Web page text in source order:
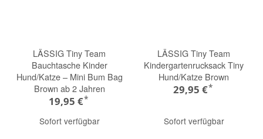
LÄSSIG Tiny Team
Bauchtasche Kinder
Hund/Katze – Mini Bum Bag
Brown ab 2 Jahren
19,95 €*
Sofort verfügbar
LÄSSIG Tiny Team
Kindergartenrucksack Tiny
Hund/Katze Brown
29,95 €*
Sofort verfügbar